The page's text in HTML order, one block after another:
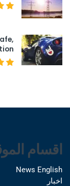
اقسام
News English
اخبار